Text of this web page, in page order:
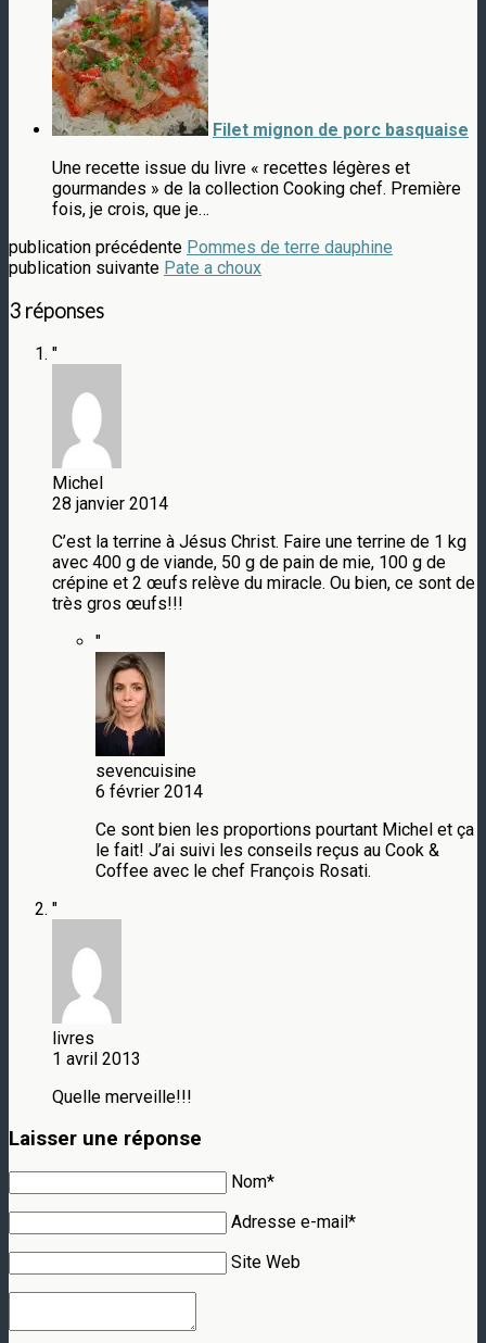
Filet mignon de porc basquaise
Une recette issue du livre « recettes légères et
gourmandes » de la collection Cooking chef. Première
fois, je crois, que je…
publication précédente Pommes de terre dauphine
publication suivante Pate a choux
3 réponses
"
Michel
28 janvier 2014
C’est la terrine à Jésus Christ. Faire une terrine de 1 kg
avec 400 g de viande, 50 g de pain de mie, 100 g de
crépine et 2 œufs relève du miracle. Ou bien, ce sont de
très gros œufs!!!
"
sevencuisine
6 février 2014
Ce sont bien les proportions pourtant Michel et ça
le fait! J’ai suivi les conseils reçus au Cook &
Coffee avec le chef François Rosati.
"
livres
1 avril 2013
Quelle merveille!!!
Laisser une réponse
Nom*
Adresse e-mail*
Site Web